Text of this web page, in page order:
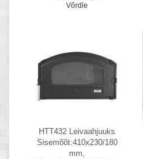
Võrdle
HTT432 Leivaahjuuks
Sisemõõt:410x230/180
mm,